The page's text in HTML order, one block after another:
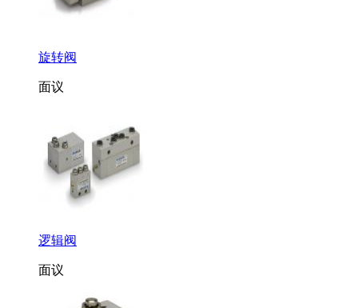
旋转阀
面议
逻辑阀
面议